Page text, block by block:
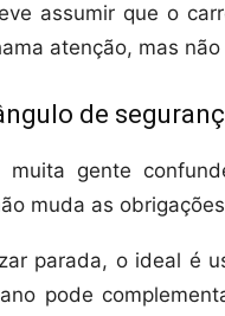
assumir que o
atenção, mas
de
gente
muda as
parada, o ideal é
pode